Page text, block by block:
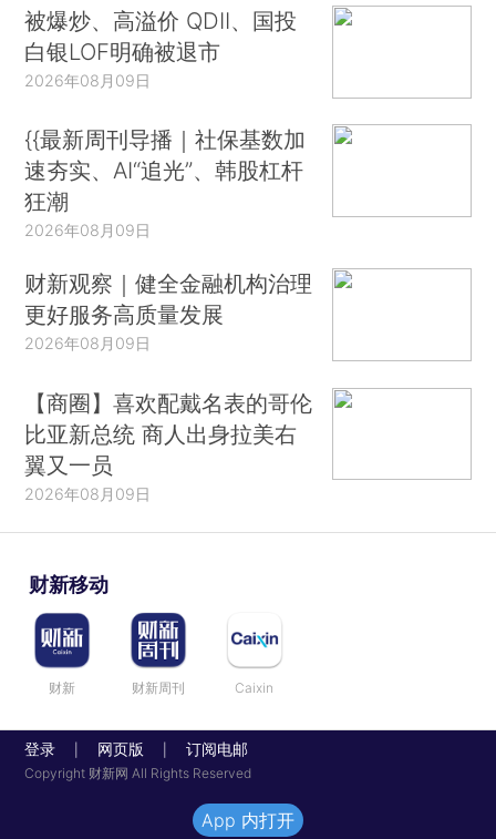
被爆炒、高溢价 QDII、国投
白银LOF明确被退市
2026年08月09日
{{最新周刊导播｜社保基数加
速夯实、AI“追光”、韩股杠杆
狂潮
2026年08月09日
财新观察｜健全金融机构治理
更好服务高质量发展
2026年08月09日
【商圈】喜欢配戴名表的哥伦
比亚新总统 商人出身拉美右
翼又一员
2026年08月09日
财新移动
财新 财新周刊 Caixin
登录 网页版 订阅电邮
Copyright 财新网 All Rights Reserved
App 内打开